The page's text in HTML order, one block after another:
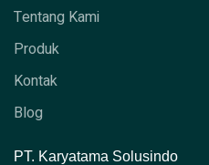
Tentang Kami
Produk
Kontak
Blog
PT. Karyatama Solusindo